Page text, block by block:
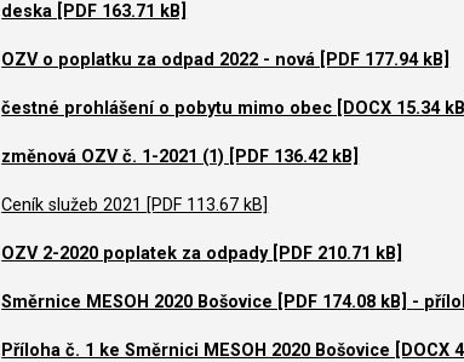
deska [PDF 163.71 kB]
OZV o poplatku za odpad 2022 - nová [PDF 177.94 kB]
čestné prohlášení o pobytu mimo obec [DOCX 15.34 kB]
změnová OZV č. 1-2021 (1) [PDF 136.42 kB]
Ceník služeb 2021 [PDF 113.67 kB]
OZV 2-2020 poplatek za odpady [PDF 210.71 kB]
Směrnice MESOH 2020 Bošovice [PDF 174.08 kB] -
Příloha č. 1 ke Směrnici MESOH 2020 Bošovice [DOCX